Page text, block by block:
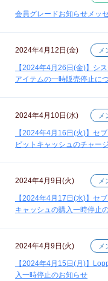
会員グレードお知らせメッ
2024年4月12日(金) メ
【2024年4月26日(金)】シ
アイテムの一時販売停止に
2024年4月10日(水) メ
【2024年4月16日(火)】セ
ビットキャッシュのチャー
2024年4月9日(火) メ
【2024年4月17日(水)】セ
キャッシュの購入一時停止
2024年4月9日(火) メ
【2024年4月15日(月)】
入一時停止のお知らせ